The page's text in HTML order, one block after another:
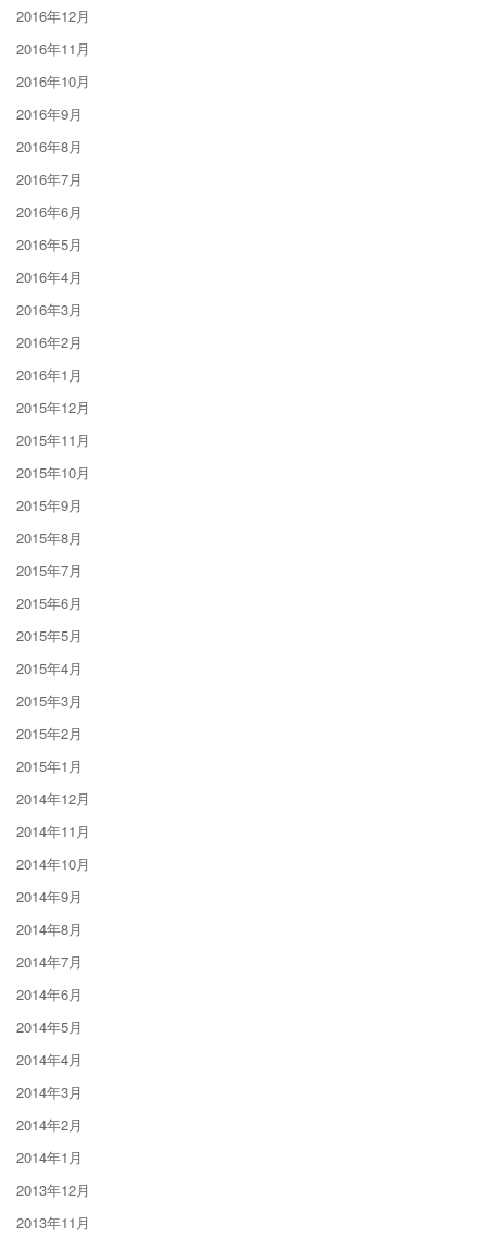
2016年12月
2016年11月
2016年10月
2016年9月
2016年8月
2016年7月
2016年6月
2016年5月
2016年4月
2016年3月
2016年2月
2016年1月
2015年12月
2015年11月
2015年10月
2015年9月
2015年8月
2015年7月
2015年6月
2015年5月
2015年4月
2015年3月
2015年2月
2015年1月
2014年12月
2014年11月
2014年10月
2014年9月
2014年8月
2014年7月
2014年6月
2014年5月
2014年4月
2014年3月
2014年2月
2014年1月
2013年12月
2013年11月